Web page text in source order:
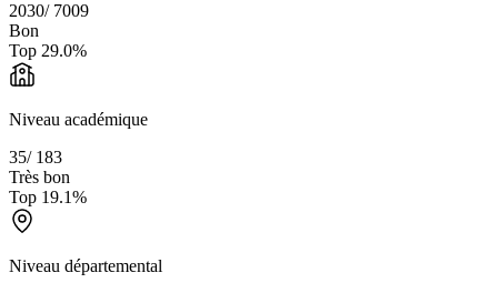
2030/ 7009
Bon
Top 29.0%
Niveau académique
35/ 183
Très bon
Top 19.1%
Niveau départemental